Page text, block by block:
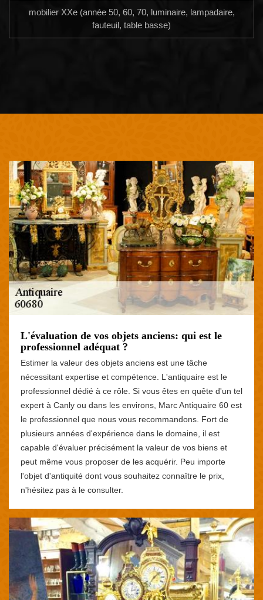
mobilier XXe (année 50, 60, 70, luminaire, lampadaire,
fauteuil, table basse)
L'évaluation de vos objets anciens: qui est le
professionnel adéquat ?
Estimer la valeur des objets anciens est une tâche
nécessitant expertise et compétence. L'antiquaire est le
professionnel dédié à ce rôle. Si vous êtes en quête d'un tel
expert à Canly ou dans les environs, Marc Antiquaire 60 est
le professionnel que nous vous recommandons. Fort de
plusieurs années d'expérience dans le domaine, il est
capable d'évaluer précisément la valeur de vos biens et
peut même vous proposer de les acquérir. Peu importe
l'objet d'antiquité dont vous souhaitez connaître le prix,
n'hésitez pas à le consulter.